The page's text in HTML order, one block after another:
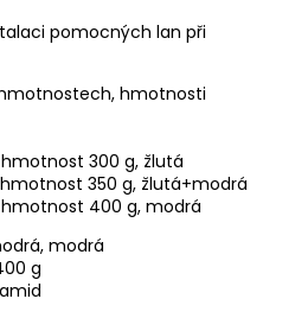
pomocných lan při
hmotnosti
300 g, žlutá
350 g, žlutá+modrá
400 g, modrá
modrá
g